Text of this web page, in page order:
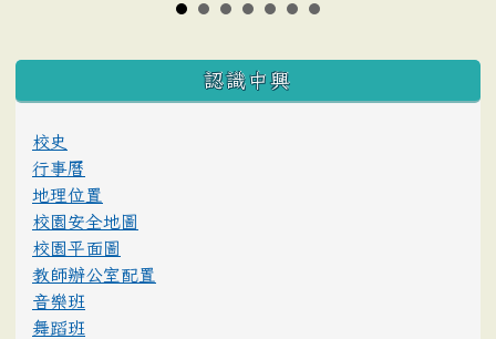
:::
認識中興
校史
行事曆
地理位置
校園安全地圖
校園平面圖
教師辦公室配置
音樂班
舞蹈班